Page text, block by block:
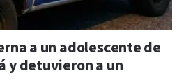
a un adolescente de
y detuvieron a un